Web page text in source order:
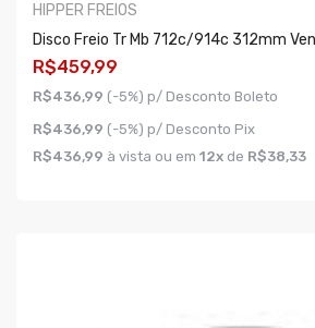
HIPPER FREIOS
Disco Freio Tr Mb 712c/914c 312mm
R$459,99
R$436,99 (-5%) p/ Desconto Boleto
R$436,99 (-5%) p/ Desconto Pix
R$436,99 à vista ou em 12x de R$38,33